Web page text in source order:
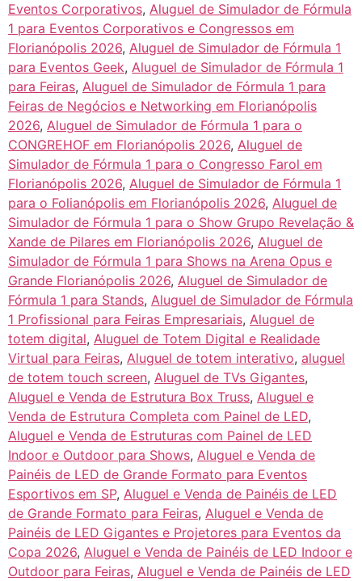
Eventos Corporativos, Aluguel de Simulador de Fórmula
1 para Eventos Corporativos e Congressos em
Florianópolis 2026, Aluguel de Simulador de Fórmula 1
para Eventos Geek, Aluguel de Simulador de Fórmula 1
para Feiras, Aluguel de Simulador de Fórmula 1 para
Feiras de Negócios e Networking em Florianópolis
2026, Aluguel de Simulador de Fórmula 1 para o
CONGREHOF em Florianópolis 2026, Aluguel de
Simulador de Fórmula 1 para o Congresso Farol em
Florianópolis 2026, Aluguel de Simulador de Fórmula 1
para o Folianópolis em Florianópolis 2026, Aluguel de
Simulador de Fórmula 1 para o Show Grupo Revelação &
Xande de Pilares em Florianópolis 2026, Aluguel de
Simulador de Fórmula 1 para Shows na Arena Opus e
Grande Florianópolis 2026, Aluguel de Simulador de
Fórmula 1 para Stands, Aluguel de Simulador de Fórmula
1 Profissional para Feiras Empresariais, Aluguel de
totem digital, Aluguel de Totem Digital e Realidade
Virtual para Feiras, Aluguel de totem interativo, aluguel
de totem touch screen, Aluguel de TVs Gigantes,
Aluguel e Venda de Estrutura Box Truss, Aluguel e
Venda de Estrutura Completa com Painel de LED,
Aluguel e Venda de Estruturas com Painel de LED
Indoor e Outdoor para Shows, Aluguel e Venda de
Painéis de LED de Grande Formato para Eventos
Esportivos em SP, Aluguel e Venda de Painéis de LED
de Grande Formato para Feiras, Aluguel e Venda de
Painéis de LED Gigantes e Projetores para Eventos da
Copa 2026, Aluguel e Venda de Painéis de LED Indoor e
Outdoor para Feiras, Aluguel e Venda de Painéis de LED